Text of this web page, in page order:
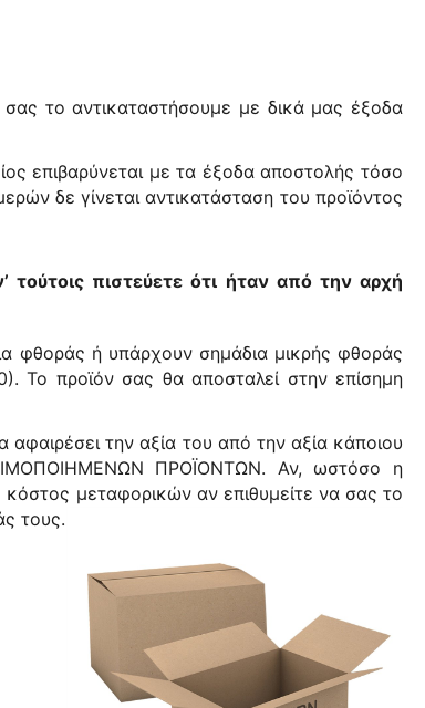
το αντικαταστήσουμε με δικά μας έξοδα
επιβαρύνεται με τα έξοδα αποστολής τόσο
δε γίνεται αντικατάσταση του προϊόντος
τούτοις πιστεύετε ότι ήταν από την αρχή
φθοράς ή υπάρχουν σημάδια μικρής φθοράς
Το προϊόν σας θα αποσταλεί στην επίσημη
αφαιρέσει την αξία του από την αξία κάποιου
ΠΡΟΪΟΝΤΩΝ. Αν, ωστόσο η
κόστος μεταφορικών αν επιθυμείτε να σας το
τους.